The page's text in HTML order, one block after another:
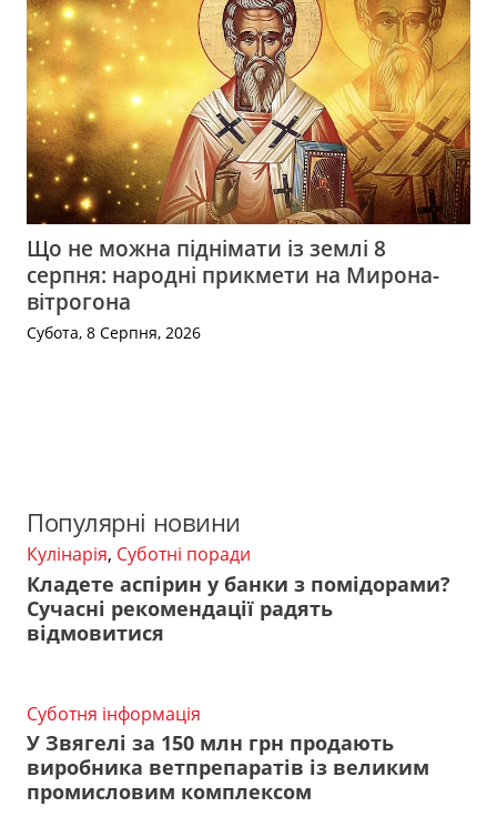
Що не можна піднімати із землі 8
серпня: народні прикмети на Мирона-
вітрогона
Субота, 8 Серпня, 2026
Популярні новини
Кулінарія, Суботні поради
Кладете аспірин у банки з помідорами?
Сучасні рекомендації радять
відмовитися
Суботня інформація
У Звягелі за 150 млн грн продають
виробника ветпрепаратів із великим
промисловим комплексом